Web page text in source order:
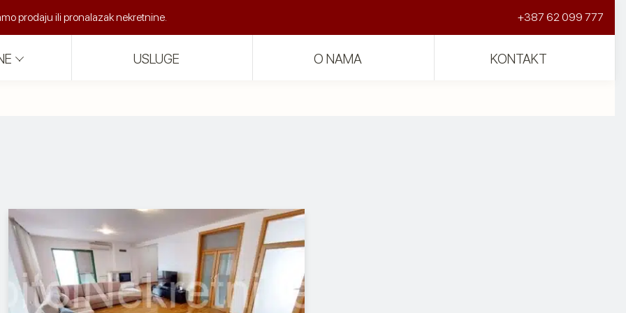
prodaju ili pronalazak nekretnine. +387 62 099 777
USLUGE O NAMA KONTAKT